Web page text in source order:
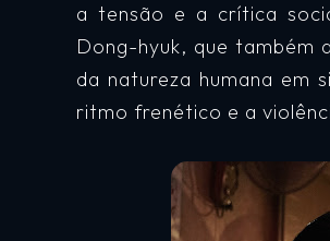
a tensão e a crítica
Dong-hyuk, que também
da natureza humana em
ritmo frenético e a